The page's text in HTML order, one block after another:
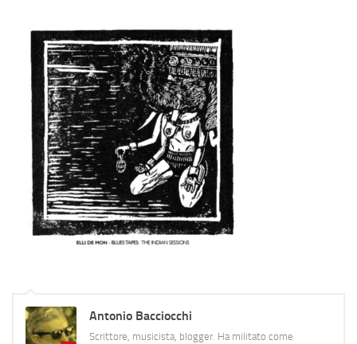
Antonio Bacciocchi
Scrittore, musicista, blogger. Ha militato come